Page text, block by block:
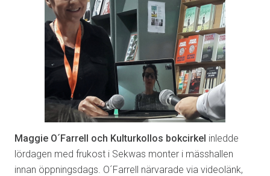
Maggie O´Farrell och Kulturkollos bokcirkel inledde
lördagen med frukost i Sekwas monter i mässhallen
innan öppningsdags. O´Farrell närvarade via videolänk,